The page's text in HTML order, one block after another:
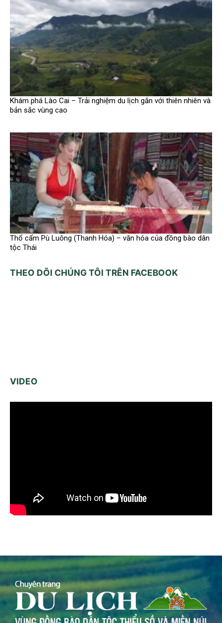
Khám phá Lào Cai – Trải nghiệm du lịch gắn với thiên nhiên và
bản sắc vùng cao
Thổ cẩm Pù Luông (Thanh Hóa) – văn hóa của đồng bào dân
tộc Thái
THEO DÕI CHÚNG TÔI TRÊN FACEBOOK
VIDEO